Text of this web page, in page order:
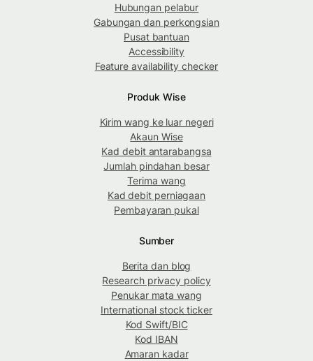
Hubungan pelabur
Gabungan dan perkongsian
Pusat bantuan
Accessibility
Feature availability checker
Produk Wise
Kirim wang ke luar negeri
Akaun Wise
Kad debit antarabangsa
Jumlah pindahan besar
Terima wang
Kad debit perniagaan
Pembayaran pukal
Sumber
Berita dan blog
Research privacy policy
Penukar mata wang
International stock ticker
Kod Swift/BIC
Kod IBAN
Amaran kadar